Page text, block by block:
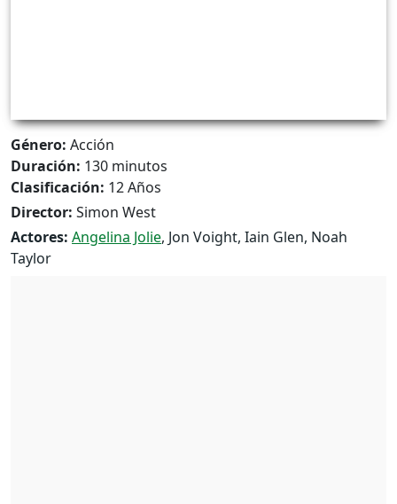
Género: Acción
Duración: 130 minutos
Clasificación: 12 Años
Director: Simon West
Actores: Angelina Jolie, Jon Voight, Iain Glen, Noah
Taylor